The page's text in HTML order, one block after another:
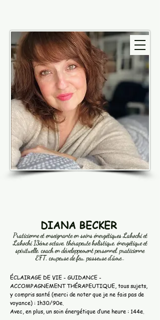
​DIANA BECKER
Praticienne et enseignante en soins énergétiques Lahochi et
Lahochi 13ème octave, thérapeute holistique, énergétique et
spirituelle, coach en développement personnel, praticienne
EFT, coupeuse de feu, passeuse d’âme..
ÉCLAIRAGE DE VIE - GUIDANCE -
ACCOMPAGNEMENT THÉRAPEUTIQUE, tous sujets,
y compris santé (merci de noter que je ne fais pas de
voyance) : 1h30/90e.
Avec, en plus, un soin énergétique d’une heure : 144e.